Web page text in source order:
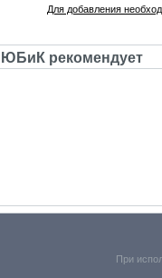
Для добавления
ЮБиК рекомендует
При